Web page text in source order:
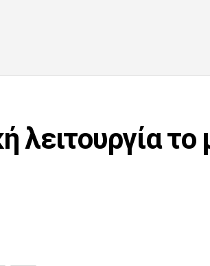
λειτουργία